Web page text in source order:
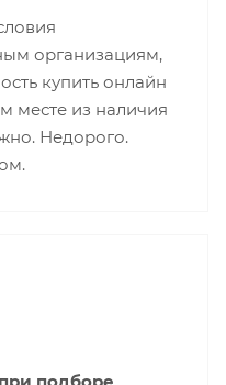
организациям,
купить онлайн
месте из наличия
Недорого.